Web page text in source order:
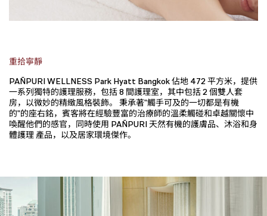
重拾寧靜
PAÑPURI WELLNESS Park Hyatt Bangkok 佔地 472 平方米，提供
一系列獨特的護理服務，包括 8 間護理室，其中包括 2 個雙人套
房，以微妙的精緻風格裝飾。 秉承著"觸手可及的一切都是有機
的"的座右銘，賓客將在經驗豐富的治療師的溫柔觸碰和卓越關懷中
喚醒他們的感官，同時使用 PAÑPURI 天然有機的護膚品、沐浴和身
體護理 產品，以及居家環境傑作。